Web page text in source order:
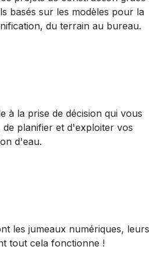
basés sur les modèles pour la
du terrain au bureau.
à la prise de décision qui vous
planifier et d'exploiter vos
d'eau.
les jumeaux numériques, leurs
tout cela fonctionne !